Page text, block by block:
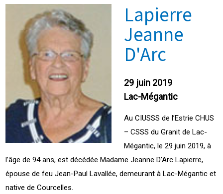
Lapierre
Jeanne
D'Arc
29 juin 2019
Lac-Mégantic
Au CIUSSS de l’Estrie CHUS
– CSSS du Granit de Lac-
Mégantic, le 29 juin 2019, à
l’âge de 94 ans, est décédée Madame Jeanne D’Arc Lapierre,
épouse de feu Jean-Paul Lavallée, demeurant à Lac-Mégantic et
native de Courcelles.